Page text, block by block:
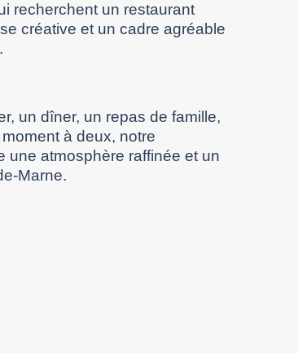
recherchent un restaurant
créative et un cadre agréable
un dîner, un repas de famille,
à deux, notre
une atmosphère raffinée et un
Marne.